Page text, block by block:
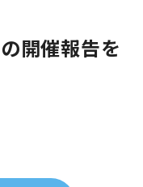
開催報告を